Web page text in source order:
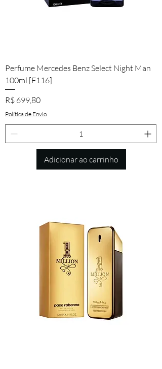
Perfume Mercedes Benz Select Night Man
100ml [F116]
Preço
R$ 699,80
Política de Envio
Adicionar ao carrinho